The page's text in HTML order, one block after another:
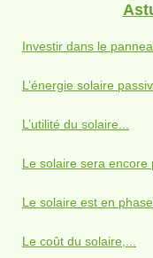
Investir dans le
L’énergie solaire
L’utilité du solaire...
Le solaire sera encore
Le solaire est en
Le coût du solaire,...